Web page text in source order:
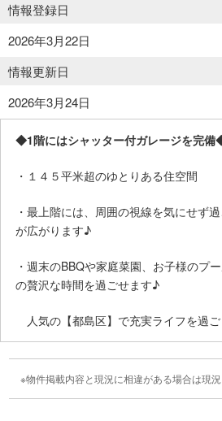
情報登録日
2026年3月22日
情報更新日
2026年3月24日
◆1階にはシャッター付ガレージを完
・１４５平米超のゆとりある住空間
・最上階には、周囲の視線を気にせず
が広がります♪
・週末のBBQや家庭菜園、お子様のプ
の贅沢な時間を過ごせます♪
人気の【都島区】で充実ライフを過
物件掲載内容と現況に相違がある場合は現況
location_on